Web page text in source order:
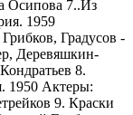
Осипова 7..Из
1959
Градусов -
Деревяшкин-
8.
1950 Актеры:
9. Краски